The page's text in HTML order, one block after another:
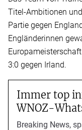
Titel-Ambitionen
Partie gegen
Engländerinnen
3:0 gegen Irland.
Immer top
WNOZ-
Breaking News,